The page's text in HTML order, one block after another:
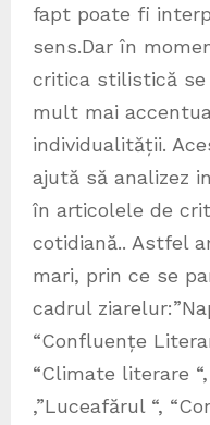
fapt poate fi
sens.Dar în
critica stilistică se
mult mai
individualității.
ajută să analizez
în articolele de
cotidiană.. Astfel
mari, prin ce se
cadrul
“Confluențe
“Climate literare
,”Luceafărul “,